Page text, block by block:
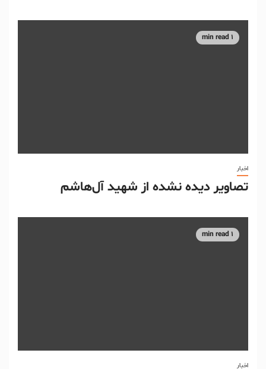
1 min read
اخبار
تصاویر دیده نشده از شهید آل‌هاشم
1 min read
اخبار